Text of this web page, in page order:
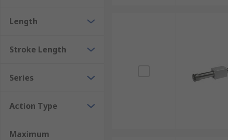
Length
Stroke Length
Series
Action Type
Maximum